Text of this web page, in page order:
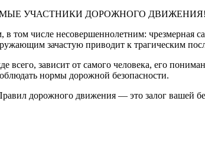
УЧАСТНИКИ ДОРОЖНОГО ДВИЖЕНИЯ!
в том числе несовершеннолетним: чрезмерная
зачастую приводит к трагическим
зависит от самого человека, его
нормы дорожной безопасности.
дорожного движения — это залог вашей